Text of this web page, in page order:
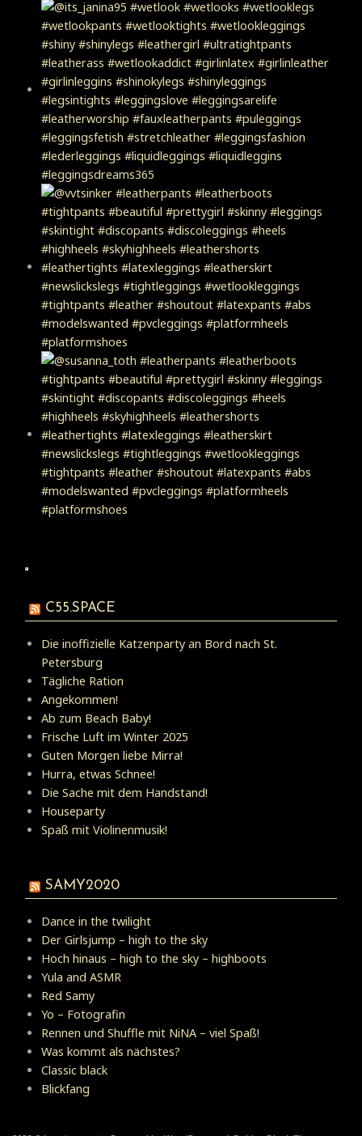
C55.SPACE
Die inoffizielle Katzenparty an Bord nach St.
Petersburg
Tägliche Ration
Angekommen!
Ab zum Beach Baby!
Frische Luft im Winter 2025
Guten Morgen liebe Mirra!
Hurra, etwas Schnee!
Die Sache mit dem Handstand!
Houseparty
Spaß mit Violinenmusik!
SAMY2020
Dance in the twilight
Der Girlsjump – high to the sky
Hoch hinaus – high to the sky – highboots
Yula and ASMR
Red Samy
Yo – Fotografin
Rennen und Shuffle mit NiNA – viel Spaß!
Was kommt als nächstes?
Classic black
Blickfang